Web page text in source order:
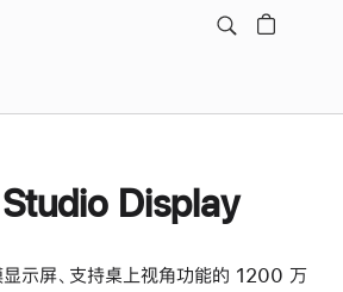
Display
示屏、支持桌上视角功能的 1200 万